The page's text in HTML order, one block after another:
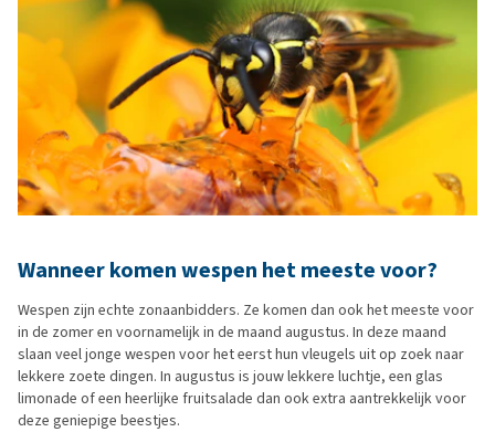
Wanneer komen wespen het meeste voor?
Wespen zijn echte zonaanbidders. Ze komen dan ook het meeste voor
in de zomer en voornamelijk in de maand augustus. In deze maand
slaan veel jonge wespen voor het eerst hun vleugels uit op zoek naar
lekkere zoete dingen. In augustus is jouw lekkere luchtje, een glas
limonade of een heerlijke fruitsalade dan ook extra aantrekkelijk voor
deze geniepige beestjes.